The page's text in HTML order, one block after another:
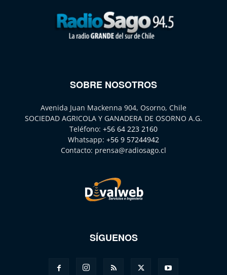
SOBRE NOSOTROS
Avenida Juan Mackenna 904, Osorno, Chile
SOCIEDAD AGRICOLA Y GANADERA DE OSORNO A.G.
Teléfono: +56 64 223 2160
Whatsapp: +56 9 57244942
Contacto: prensa@radiosago.cl
SÍGUENOS